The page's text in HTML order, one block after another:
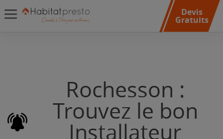
Devis
Gratuits
Rochesson :
Trouvez le bon
Installateur